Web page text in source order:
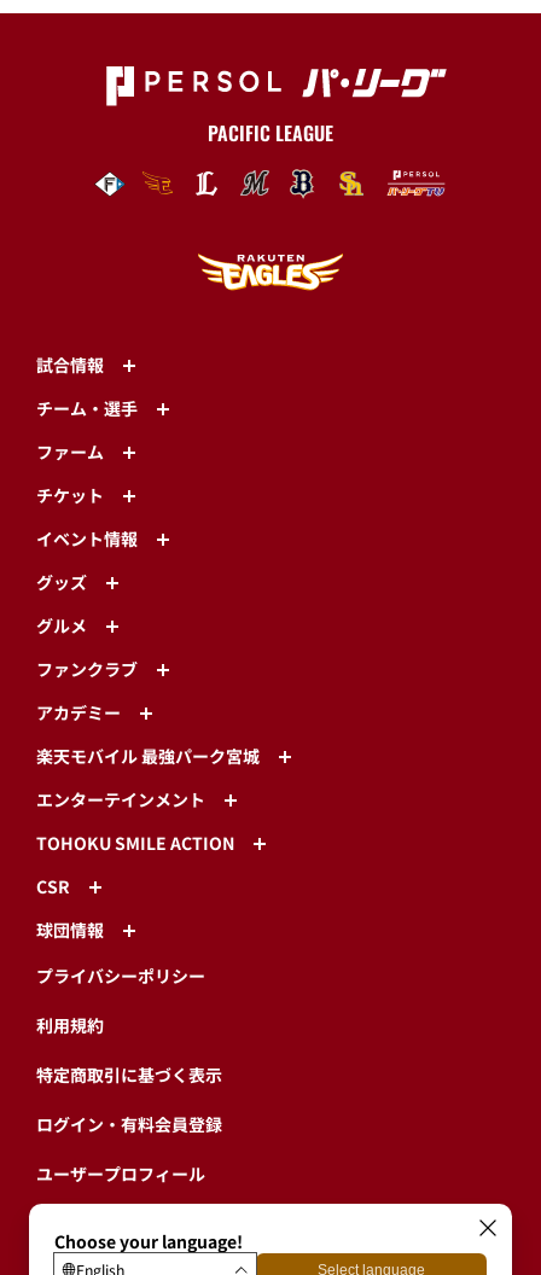
PACIFIC LEAGUE
試合情報
チーム・選手
ファーム
チケット
イベント情報
グッズ
グルメ
ファンクラブ
アカデミー
楽天モバイル 最強パーク宮城
エンターテインメント
TOHOKU SMILE ACTION
CSR
球団情報
プライバシーポリシー
利用規約
特定商取引に基づく表示
ログイン・有料会員登録
ユーザープロフィール